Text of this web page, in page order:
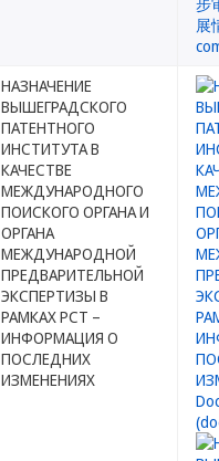
НАЗНАЧЕНИЕ
ВЫШЕГРАДСКОГО
ПАТЕНТНОГО
ИНСТИТУТА В
КАЧЕСТВЕ
МЕЖДУНАРОДНОГО
ПОИСКОГО ОРГАНА И
ОРГАНА
МЕЖДУНАРОДНОЙ
ПРЕДВАРИТЕЛЬНОЙ
ЭКСПЕРТИЗЫ В
РАМКАХ PCT –
ИНФОРМАЦИЯ О
ПОСЛЕДНИХ
ИЗМЕНЕНИЯХ